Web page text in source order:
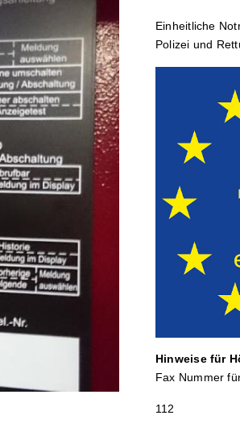
Eine Neue
Welt In
Aktivitäten & Ziele
Berufsfeuerwehrtag
Einheit­li­che
Polizei und
Hinweise für
Fax Nummer
112